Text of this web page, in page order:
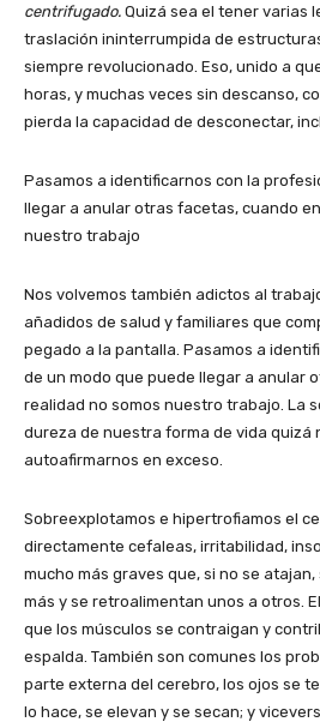
centrifugado. Quizá sea el tener varias
traslación ininterrumpida de
siempre revolucionado. Eso, unido a
horas, y muchas veces sin descanso,
pierda la capacidad de desconectar,
Pasamos a identificarnos con la
llegar a anular otras facetas, cuando
nuestro trabajo
Nos volvemos también adictos al
añadidos de salud y familiares que
pegado a la pantalla. Pasamos a
de un modo que puede llegar a anular
realidad no somos nuestro trabajo. La
dureza de nuestra forma de vida quizá
autoafirmarnos en exceso.
Sobreexplotamos e hipertrofiamos el
directamente cefaleas, irritabilidad,
mucho más graves que, si no se
más y se retroalimentan unos a otros.
que los músculos se contraigan y
espalda. También son comunes los
parte externa del cerebro, los ojos se
lo hace, se elevan y se secan; y